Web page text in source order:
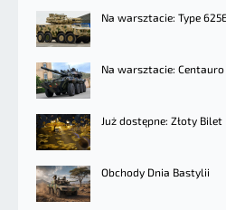
Na warsztacie: Type 625E
Na warsztacie: Centauro
Już dostępne: Złoty Bilet
Obchody Dnia Bastylii